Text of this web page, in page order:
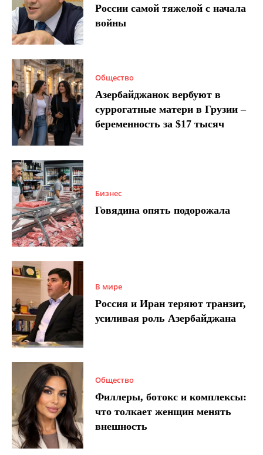
России самой тяжелой с начала
войны
Общество
Азербайджанок вербуют в
суррогатные матери в Грузии –
беременность за $17 тысяч
Бизнес
Говядина опять подорожала
В мире
Россия и Иран теряют транзит,
усиливая роль Азербайджана
Общество
Филлеры, ботокс и комплексы:
что толкает женщин менять
внешность